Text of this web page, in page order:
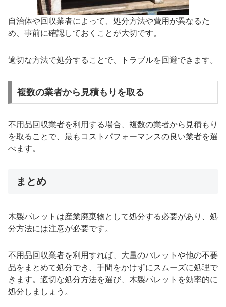
自治体や回収業者によって、処分方法や費用が異なるた
め、事前に確認しておくことが大切です。
適切な方法で処分することで、トラブルを回避できます。
複数の業者から見積もりを取る
不用品回収業者を利用する場合、複数の業者から見積もり
を取ることで、最もコストパフォーマンスの良い業者を選
べます。
まとめ
木製パレットは産業廃棄物として処分する必要があり、処
分方法には注意が必要です。
不用品回収業者を利用すれば、大量のパレットや他の不要
品をまとめて処分でき、手間をかけずにスムーズに処理で
きます。適切な処分方法を選び、木製パレットを効率的に
処分しましょう。